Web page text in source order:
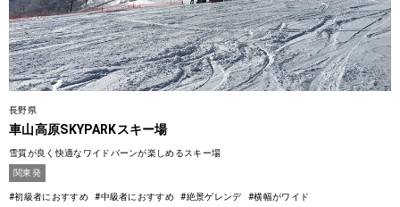
長野県
車山高原SKYPARKスキー場
雪質が良く快適なワイドバーンが楽しめるスキー場
関東発
#初級者におすすめ #中級者におすすめ #絶景ゲレンデ
#横幅がワイド